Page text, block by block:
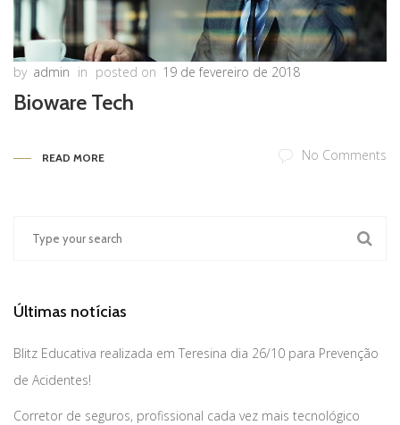
by admin in posted on 19 de fevereiro de 2018
Bioware Tech
READ MORE No Comments
Últimas notícias
Blitz Educativa realizada em Teresina dia 26/10 para Prevenção
de Acidentes!
Corretor de seguros, profissional cada vez mais tecnológico